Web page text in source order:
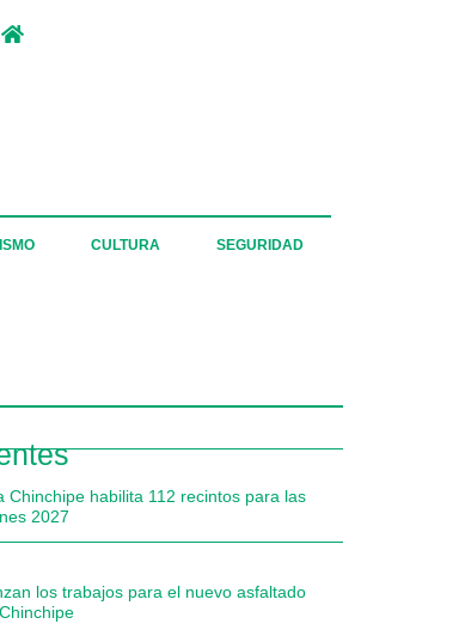
CULTURA SEGURIDAD
Chinchipe habilita 112 recintos para las
2027
los trabajos para el nuevo asfaltado